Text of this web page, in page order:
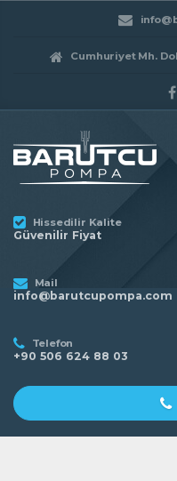
Cumhuriyet Mh.
Hissedilir Kalite
Güvenilir Fiyat
Mail
info@barutcupompa.com
Telefon
+90 506 624 88 03